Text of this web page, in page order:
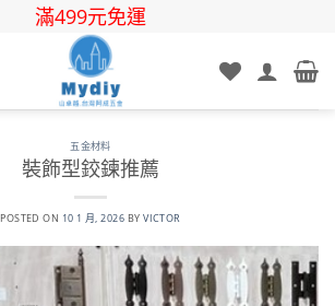
滿499元免運
五金材料
裝飾型鉸鍊推薦
POSTED ON 10 1 月, 2026 BYVICTOR